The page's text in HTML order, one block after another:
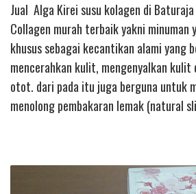
Jual Alga Kirei susu kolagen di
Collagen murah terbaik yakni minuman
khusus sebagai kecantikan alami yang
mencerahkan kulit, mengenyalkan kulit
otot. dari pada itu juga berguna untuk
menolong pembakaran lemak (natural